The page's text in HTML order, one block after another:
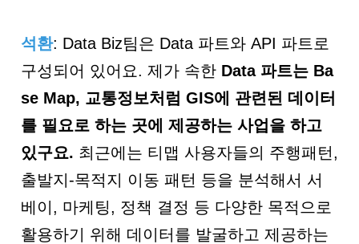
석환: Data Biz팀은 Data 파트와 API 파트로
구성되어 있어요. 제가 속한 Data 파트는 Ba
se Map, 교통정보처럼 GIS에 관련된 데이터
를 필요로 하는 곳에 제공하는 사업을 하고
있구요. 최근에는 티맵 사용자들의 주행패턴,
출발지-목적지 이동 패턴 등을 분석해서 서
베이, 마케팅, 정책 결정 등 다양한 목적으로
활용하기 위해 데이터를 발굴하고 제공하는